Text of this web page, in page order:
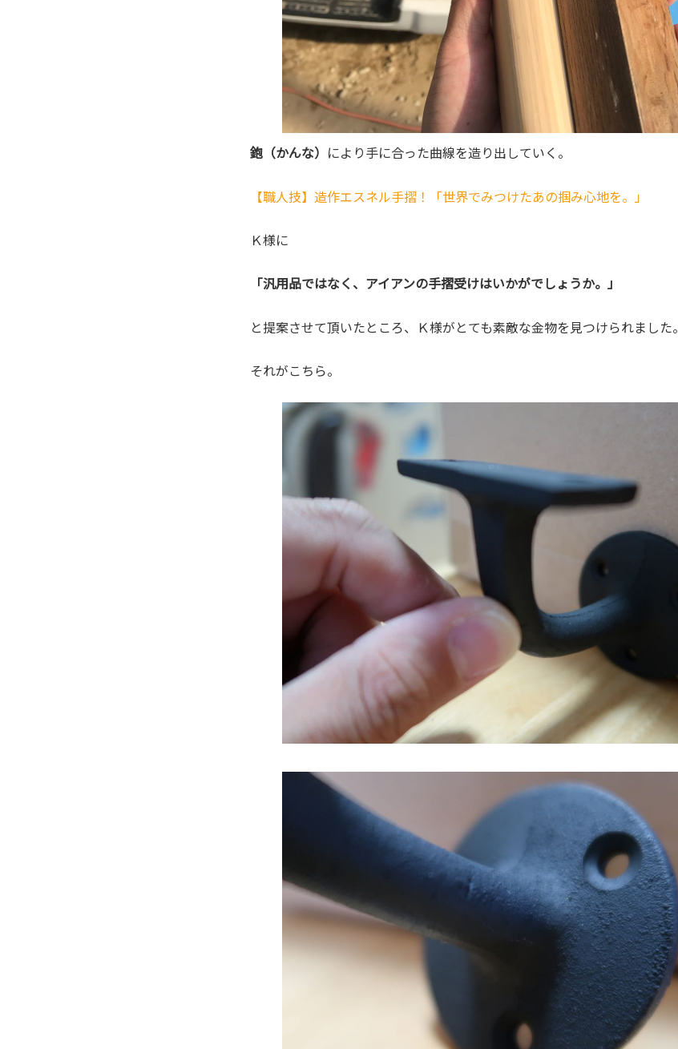
鉋（かんな） により手に合った曲線を造り出していく。
【職人技】造作エスネル手摺！「世界でみつけたあの掴み心地を。」
Ｋ様に
「汎用品ではなく、アイアンの手摺受けはいかがでしょうか。」
と提案させて頂いたところ、Ｋ様がとても素敵な金物を見つけられました。
それがこちら。